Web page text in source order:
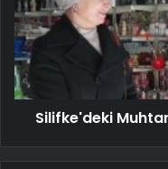
Silifke'deki